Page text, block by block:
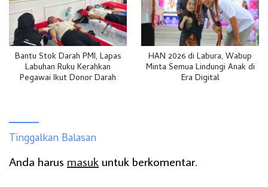
Bantu Stok Darah PMI, Lapas
Labuhan Ruku Kerahkan
Pegawai Ikut Donor Darah
HAN 2026 di Labura, Wabup
Minta Semua Lindungi Anak di
Era Digital
Tinggalkan Balasan
Anda harus masuk untuk berkomentar.